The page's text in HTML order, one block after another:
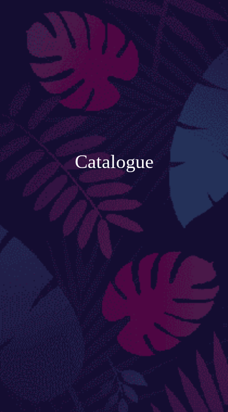
Enceintes extérieures
BACS ET JARDINIÈRES
Jarres / Vases
Potager
Pots / Bacs
Pots XXL
CÔTÉ EAU
Douches
DÉCORATIONS ET STATUES
Animaux
Statues personnages
PARASOLS & OMBRAGE
Parasols déportés
Parasols droits
Voiles
Accessoires et pieds
Catalogue